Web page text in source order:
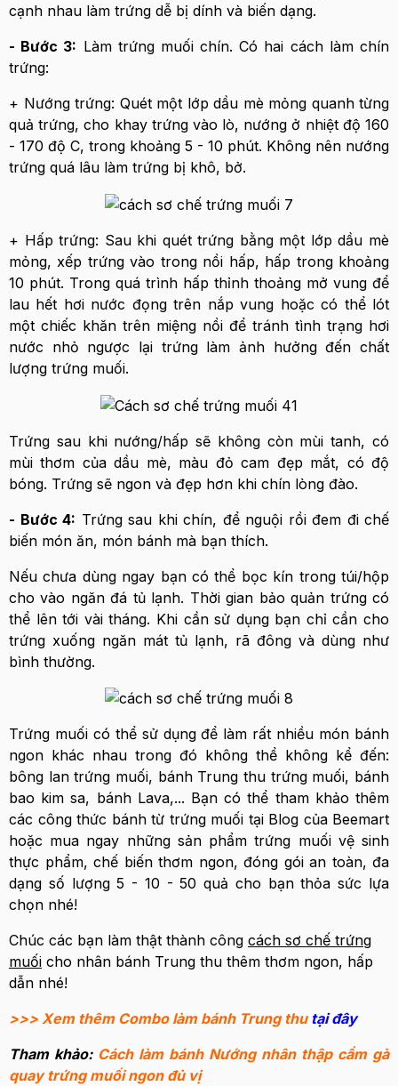
cạnh nhau làm trứng dễ bị dính và biến dạng.
- Bước 3: Làm trứng muối chín. Có hai cách làm chín
trứng:
+ Nướng trứng: Quét một lớp dầu mè mỏng quanh từng
quả trứng, cho khay trứng vào lò, nướng ở nhiệt độ 160
- 170 độ C, trong khoảng 5 - 10 phút. Không nên nướng
trứng quá lâu làm trứng bị khô, bở.
+ Hấp trứng: Sau khi quét trứng bằng một lớp dầu mè
mỏng, xếp trứng vào trong nồi hấp, hấp trong khoảng
10 phút. Trong quá trình hấp thỉnh thoảng mở vung để
lau hết hơi nước đọng trên nắp vung hoặc có thể lót
một chiếc khăn trên miệng nồi để tránh tình trạng hơi
nước nhỏ ngược lại trứng làm ảnh hưởng đến chất
lượng trứng muối.
Trứng sau khi nướng/hấp sẽ không còn mùi tanh, có
mùi thơm của dầu mè, màu đỏ cam đẹp mắt, có độ
bóng. Trứng sẽ ngon và đẹp hơn khi chín lòng đào.
- Bước 4: Trứng sau khi chín, để nguội rồi đem đi chế
biến món ăn, món bánh mà bạn thích.
Nếu chưa dùng ngay bạn có thể bọc kín trong túi/hộp
cho vào ngăn đá tủ lạnh. Thời gian bảo quản trứng có
thể lên tới vài tháng. Khi cần sử dụng bạn chỉ cần cho
trứng xuống ngăn mát tủ lạnh, rã đông và dùng như
bình thường.
Trứng muối có thể sử dụng để làm rất nhiều món bánh
ngon khác nhau trong đó không thể không kể đến:
bông lan trứng muối, bánh Trung thu trứng muối, bánh
bao kim sa, bánh Lava,... Bạn có thể tham khảo thêm
các công thức bánh từ trứng muối tại Blog của Beemart
hoặc mua ngay những sản phẩm trứng muối vệ sinh
thực phẩm, chế biến thơm ngon, đóng gói an toàn, đa
dạng số lượng 5 - 10 - 50 quả cho bạn thỏa sức lựa
chọn nhé!
Chúc các bạn làm thật thành công cách sơ chế trứng
muối cho nhân bánh Trung thu thêm thơm ngon, hấp
dẫn nhé!
>>> Xem thêm Combo làm bánh Trung thutại đây
Tham khảo: Cách làm bánh Nướng nhân thập cẩm gà
quay trứng muối ngon đủ vị